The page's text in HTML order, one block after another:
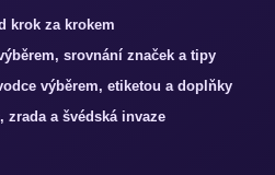
krok za krokem
srovnání značek a tipy
výběrem, etiketou a doplňky
a švédská invaze